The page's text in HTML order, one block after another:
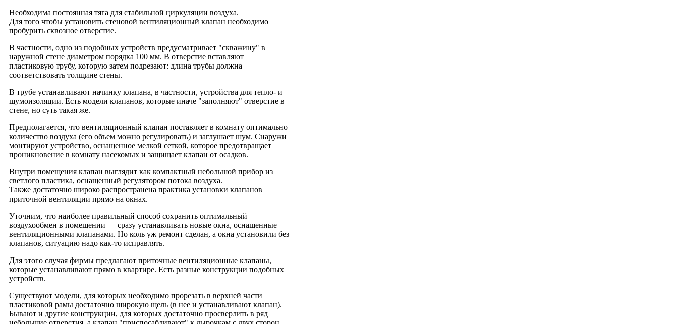
Необходима постоянная тяга для стабильной циркуляции воздуха.
Для того чтобы установить стеновой вентиляционный клапан необходимо
пробурить сквозное отверстие.
В частности, одно из подобных устройств предусматривает "скважину" в
наружной стене диаметром порядка 100 мм. В отверстие вставляют
пластиковую трубу, которую затем подрезают: длина трубы должна
соответствовать толщине стены.
В трубе устанавливают начинку клапана, в частности, устройства для тепло- и
шумоизоляции. Есть модели клапанов, которые иначе "заполняют" отверстие в
стене, но суть такая же.
Предполагается, что вентиляционный клапан поставляет в комнату оптимально
количество воздуха (его объем можно регулировать) и заглушает шум. Снаружи
монтируют устройство, оснащенное мелкой сеткой, которое предотвращает
проникновение в комнату насекомых и защищает клапан от осадков.
Внутри помещения клапан выглядит как компактный небольшой прибор из
светлого пластика, оснащенный регулятором потока воздуха.
Также достаточно широко распространена практика установки клапанов
приточной вентиляции прямо на окнах.
Уточним, что наиболее правильный способ сохранить оптимальный
воздухообмен в помещении — сразу устанавливать новые окна, оснащенные
вентиляционными клапанами. Но коль уж ремонт сделан, а окна установили без
клапанов, ситуацию надо как-то исправлять.
Для этого случая фирмы предлагают приточные вентиляционные клапаны,
которые устанавливают прямо в квартире. Есть разные конструкции подобных
устройств.
Существуют модели, для которых необходимо прорезать в верхней части
пластиковой рамы достаточно широкую щель (в нее и устанавливают клапан).
Бывают и другие конструкции, для которых достаточно просверлить в ряд